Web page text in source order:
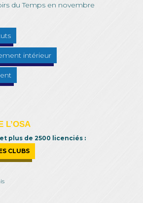
du Temps en novembre
intérieur
L’OSA
plus de 2500 licenciés :
CLUBS